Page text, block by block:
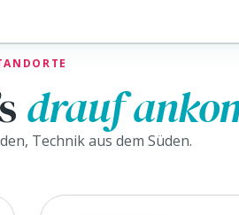
drauf
Technik aus dem Süden.